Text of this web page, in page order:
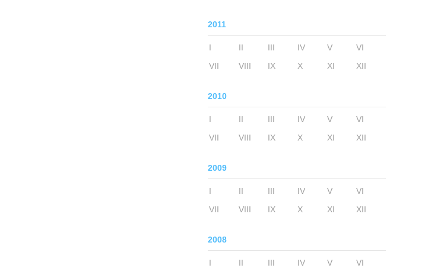
2011
I II III IV V
VI
VII
VIII IX X XI XII
2010
I II III IV V
VI
VII
VIII IX X XI XII
2009
I II III IV V
VI
VII
VIII IX X XI XII
2008
I II III IV V
VI